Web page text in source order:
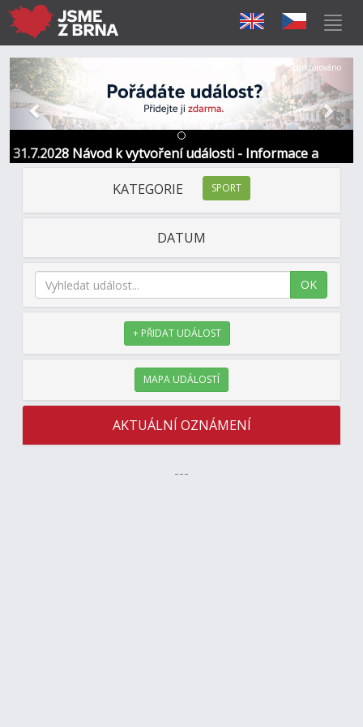
31.7.2028 Návod k vytvoření události - Informace a
kontakt
Předchozí Další
Sponzorováno
KATEGORIE SPORT
DATUM
OK
+ PŘIDAT UDÁLOST
MAPA UDÁLOSTÍ
AKTUÁLNÍ OZNÁMENÍ
---